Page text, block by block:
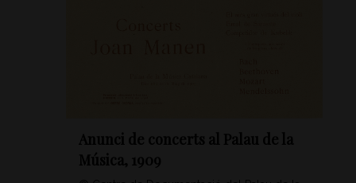
Anunci de concerts al Palau de la
Música, 1909